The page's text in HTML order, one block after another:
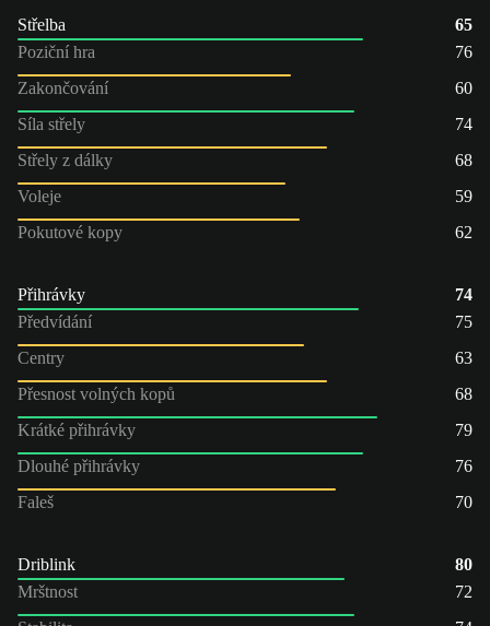
Střelba
65
Poziční hra
76
Zakončování
60
Síla střely
74
Střely z dálky
68
Voleje
59
Pokutové kopy
62
Přihrávky
74
Předvídání
75
Centry
63
Přesnost volných kopů
68
Krátké přihrávky
79
Dlouhé přihrávky
76
Faleš
70
Driblink
80
Mrštnost
72